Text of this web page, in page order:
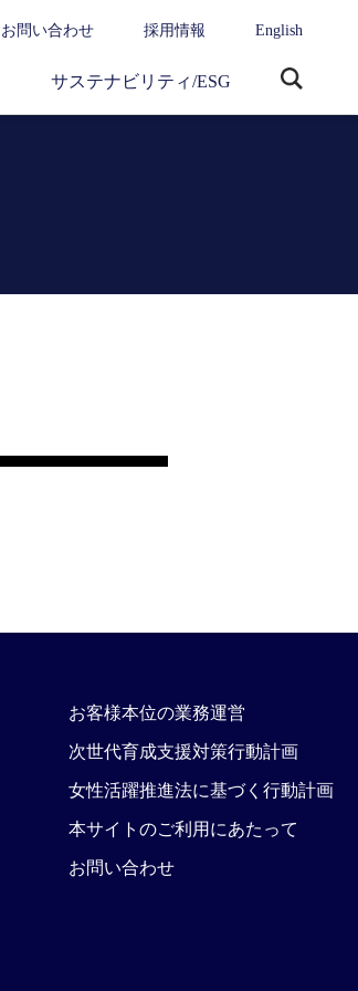
お問い合わせ 採用情報 English
サステナビリティ/ESG
お客様本位の業務運営
次世代育成支援対策行動計画
女性活躍推進法に基づく行動計画
本サイトのご利用にあたって
お問い合わせ